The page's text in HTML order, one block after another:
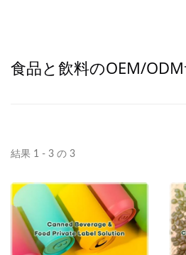
食品と飲料のOEM/
結果 1 - 3 の 3